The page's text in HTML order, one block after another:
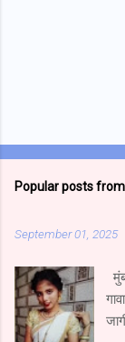
Popular posts
September 01, 2025